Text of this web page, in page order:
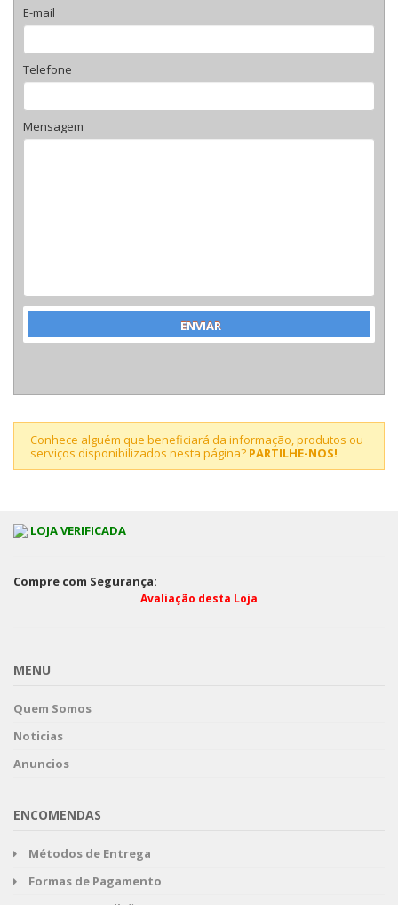
E-mail
Telefone
Mensagem
Conhece alguém que beneficiará da informação, produtos ou
serviços disponibilizados nesta página? PARTILHE-NOS!
LOJA VERIFICADA
Compre com Segurança:
Avaliação desta Loja
MENU
Quem Somos
Noticias
Anuncios
ENCOMENDAS
Métodos de Entrega
Formas de Pagamento